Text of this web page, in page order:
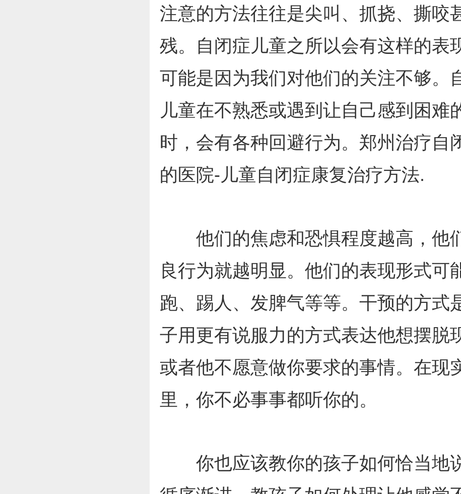
注意的方法往往是尖叫、抓挠、撕咬
残。自闭症儿童之所以会有这样的表
可能是因为我们对他们的关注不够。
儿童在不熟悉或遇到让自己感到困难
时，会有各种回避行为。郑州治疗自
的医院-儿童自闭症康复治疗方法.
他们的焦虑和恐惧程度越高，他
良行为就越明显。他们的表现形式可
跑、踢人、发脾气等等。干预的方式
子用更有说服力的方式表达他想摆脱
或者他不愿意做你要求的事情。在现
里，你不必事事都听你的。
你也应该教你的孩子如何恰当地说